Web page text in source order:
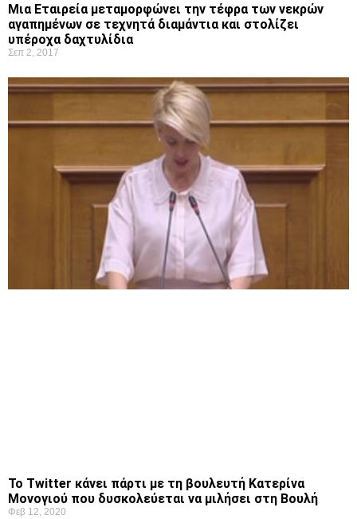
Μια Εταιρεία μεταμορφώνει την τέφρα των νεκρών
αγαπημένων σε τεχνητά διαμάντια και στολίζει
υπέροχα δαχτυλίδια
Σεπ 2, 2017
Το Twitter κάνει πάρτι με τη βουλευτή Κατερίνα
Μονογιού που δυσκολεύεται να μιλήσει στη Βουλή
Φεβ 12, 2020